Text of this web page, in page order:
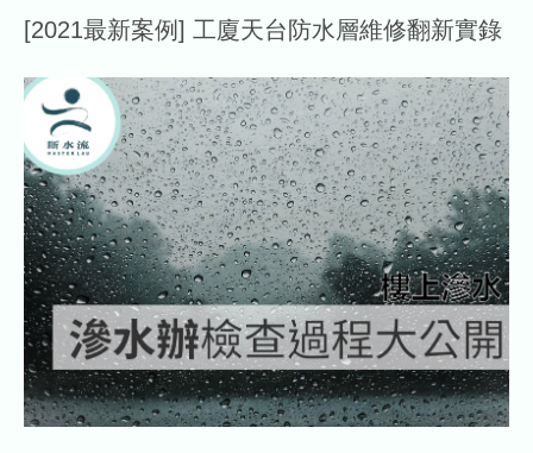
[2021最新案例] 工廈天台防水層維修翻新實錄